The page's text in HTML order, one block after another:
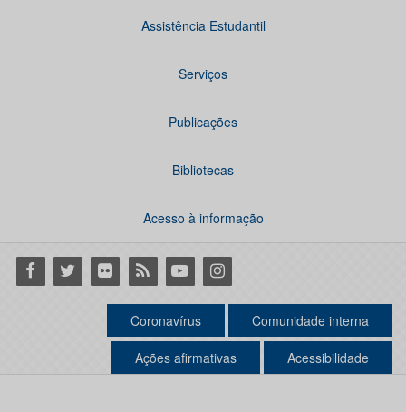
Assistência Estudantil
Serviços
Publicações
Bibliotecas
Acesso à informação
Facebook
Twitter Flickr RSS YoutubeInstagram
Coronavírus Comunidade interna
Ações afirmativas Acessibilidade